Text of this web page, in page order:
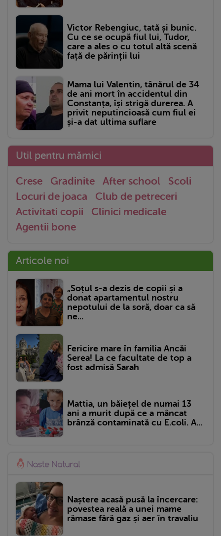
Victor Rebengiuc, tată și bunic.
Cu ce se ocupă fiul lui, Tudor,
care a ales o cu totul altă scenă
față de părinții lui
Mama lui Valentin, tânărul de 34
de ani mort în accidentul din
Constanța, își strigă durerea. A
privit neputincioasă cum fiul ei
și-a dat ultima suflare
Util pentru mămici
Crese Gradinite After school
Scoli
Locuri de joaca
Club de petreceri
Activitati copii
Clinici medicale
Agentii bone
Articole noi
„Soțul s-a dezis de copii și a
donat apartamentul nostru
nepotului de la soră, doar ca să
ne...
Fericire mare în familia Ancăi
Serea! La ce facultate de top a
fost admisă Sarah
Mattia, un băiețel de numai 13
ani a murit după ce a mâncat
brânză contaminată cu E.coli. A...
Naștere acasă pusă la încercare:
povestea reală a unei mame
rămase fără gaz și aer în travaliu